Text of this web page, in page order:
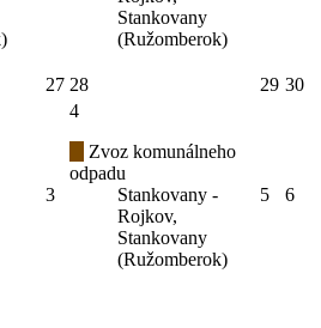
Stankovany
(Ružomberok)
27 28 29 30
3
4
Zvoz komunálneho
odpadu
Stankovany -
Rojkov,
Stankovany
(Ružomberok)
5 6